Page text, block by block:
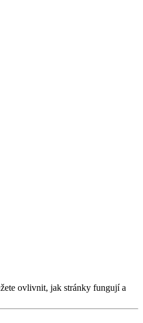
ovlivnit, jak stránky fungují a